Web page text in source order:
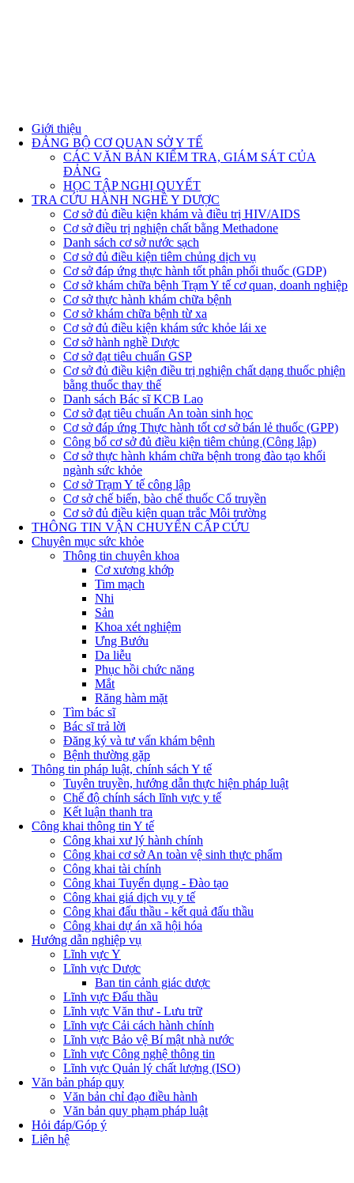
Giới thiệu
ĐẢNG BỘ CƠ QUAN SỞ Y TẾ
CÁC VĂN BẢN KIỂM TRA, GIÁM SÁT CỦA
ĐẢNG
HỌC TẬP NGHỊ QUYẾT
TRA CỨU HÀNH NGHỀ Y DƯỢC
Cơ sở đủ điều kiện khám và điều trị HIV/AIDS
Cơ sở điều trị nghiện chất bằng Methadone
Danh sách cơ sở nước sạch
Cơ sở đủ điều kiện tiêm chủng dịch vụ
Cơ sở đáp ứng thực hành tốt phân phối thuốc (GDP)
Cơ sở khám chữa bệnh Trạm Y tế cơ quan, doanh nghiệp
Cơ sở thực hành khám chữa bệnh
Cơ sở khám chữa bệnh từ xa
Cơ sở đủ điều kiện khám sức khỏe lái xe
Cơ sở hành nghề Dược
Cơ sở đạt tiêu chuẩn GSP
Cơ sở đủ điều kiện điều trị nghiện chất dạng thuốc phiện
bằng thuốc thay thế
Danh sách Bác sĩ KCB Lao
Cơ sở đạt tiêu chuẩn An toàn sinh học
Cơ sở đáp ứng Thực hành tốt cơ sở bán lẻ thuốc (GPP)
Công bố cơ sở đủ điều kiện tiêm chủng (Công lập)
Cơ sở thực hành khám chữa bệnh trong đào tạo khối
ngành sức khỏe
Cơ sở Trạm Y tế công lập
Cơ sở chế biến, bào chế thuốc Cổ truyền
Cơ sở đủ điều kiện quan trắc Môi trường
THÔNG TIN VẬN CHUYỂN CẤP CỨU
Chuyên mục sức khỏe
Thông tin chuyên khoa
Cơ xương khớp
Tim mạch
Nhi
Sản
Khoa xét nghiệm
Ưng Bướu
Da liễu
Phục hồi chức năng
Mắt
Răng hàm mặt
Tìm bác sĩ
Bác sĩ trả lời
Đăng ký và tư vấn khám bệnh
Bệnh thường gặp
Thông tin pháp luật, chính sách Y tế
Tuyên truyền, hướng dẫn thực hiện pháp luật
Chế độ chính sách lĩnh vực y tế
Kết luận thanh tra
Công khai thông tin Y tế
Công khai xư lý hành chính
Công khai cơ sở An toàn vệ sinh thực phẩm
Công khai tài chính
Công khai Tuyển dụng - Đào tạo
Công khai giá dịch vụ y tế
Công khai đấu thầu - kết quả đấu thầu
Công khai dự án xã hội hóa
Hướng dẫn nghiệp vụ
Lĩnh vực Y
Lĩnh vực Dược
Ban tin cảnh giác dược
Lĩnh vực Đấu thầu
Lĩnh vực Văn thư - Lưu trữ
Lĩnh vực Cải cách hành chính
Lĩnh vực Bảo vệ Bí mật nhà nước
Lĩnh vực Công nghệ thông tin
Lĩnh vực Quản lý chất lượng (ISO)
Văn bản pháp quy
Văn bản chỉ đạo điều hành
Văn bản quy phạm pháp luật
Hỏi đáp/Góp ý
Liên hệ